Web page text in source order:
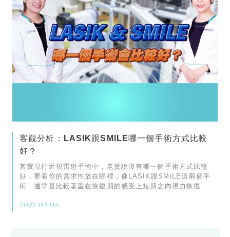
客觀分析：LASIK跟SMILE哪一個手術方式比較
好？
其實現行近視雷射手術中，老實說沒有哪一個手術方式比較
好，要看你的需求性放在哪裡，像LASIK跟SMILE這兩個手
術，通常是比較著重在恢復期的感受上短期之內視力恢復會
2022.03.04